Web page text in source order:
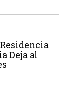
Deja al